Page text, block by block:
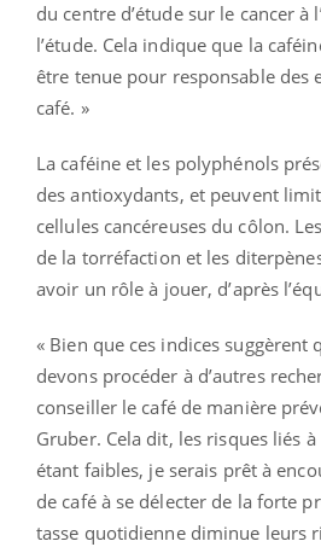
du centre d’étude sur le cancer à
l’étude. Cela indique que la
être tenue pour responsable des
café. »
La caféine et les polyphénols
des antioxydants, et peuvent
cellules cancéreuses du côlon.
de la torréfaction et les
avoir un rôle à jouer, d’après
« Bien que ces indices suggèrent
devons procéder à d’autres
conseiller le café de manière
Gruber. Cela dit, les risques liés
étant faibles, je serais prêt à
de café à se délecter de la forte
tasse quotidienne diminue leurs